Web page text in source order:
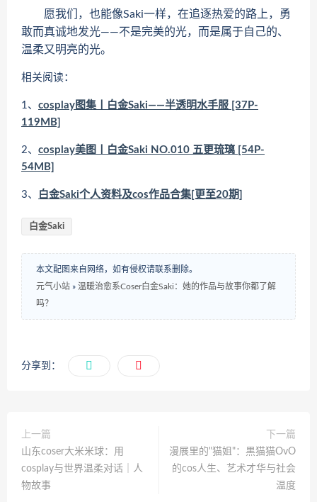
愿我们，也能像Saki一样，在追逐热爱的路上，勇
敢而真诚地发光——不是完美的光，而是属于自己的、
温柔又明亮的光。
相关阅读：
1、 cosplay图集丨白金Saki——半透明水手服 [37P-
119MB]
2、 cosplay美图丨白金Saki NO.010 五更琉璃 [54P-
54MB]
3、 白金Saki个人资料及cos作品合集[更至20期]
白金Saki
本文配图来自网络，如有侵权请联系删除。
元气小站 » 温暖治愈系Coser白金Saki：她的作品与故事你都了解
吗？
分享到：
上一篇
山东coser大米米球：用
cosplay与世界温柔对话｜人
物故事
下一篇
漫展里的"猫姐"：黒猫猫OvO
的cos人生、艺术才华与社会
温度